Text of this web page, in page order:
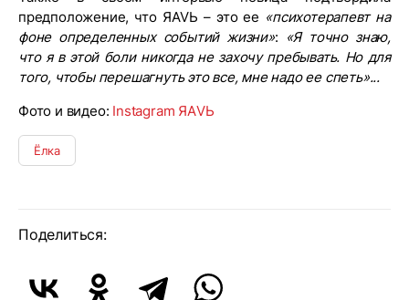
предположение, что ЯАVЬ – это ее «психотерапевт на
фоне определенных событий жизни»: «Я точно знаю,
что я в этой боли никогда не захочу пребывать. Но для
того, чтобы перешагнуть это все, мне надо ее спеть»...
Фото и видео: Instagram ЯАVЬ
Ёлка
Поделиться: